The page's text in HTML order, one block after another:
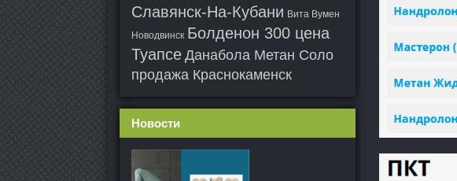
Славянск-На-Кубани Вита Вумен
Новодвинск Болденон 300 цена
Туапсе Данабола Метан Соло
продажа Краснокаменск
Новости